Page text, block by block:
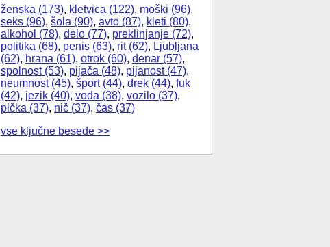
ženska (173), kletvica (122), moški (96),
seks (96), šola (90), avto (87), kleti (80),
alkohol (78), delo (77), preklinjanje (72),
politika (68), penis (63), rit (62), Ljubljana
(62), hrana (61), otrok (60), denar (57),
spolnost (53), pijača (48), pijanost (47),
neumnost (45), šport (44), drek (44), fuk
(42), jezik (40), voda (38), vozilo (37),
pička (37), nič (37), čas (37)
vse ključne besede >>